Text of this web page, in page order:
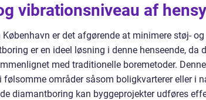
vibrationsniveau af
er det afgørende at minimere støj-
er en ideel løsning i denne henseende, da
med traditionelle boremetoder.
følsomme områder såsom boligkvarterer eller i
diamantboring kan byggeprojekter udføres